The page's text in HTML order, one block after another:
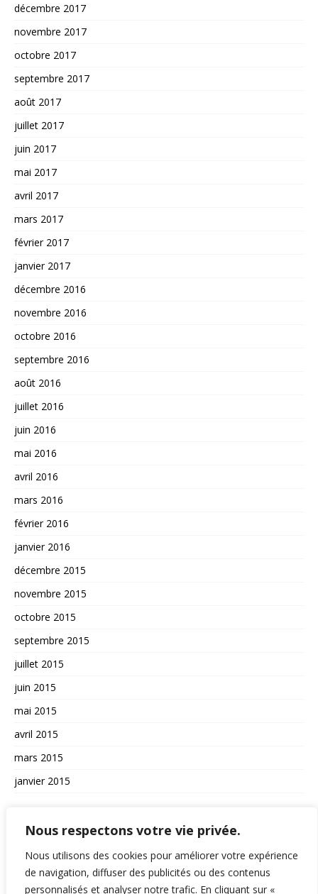
Nous respectons votre vie privée.
Nous utilisons des cookies pour améliorer votre expérience
de navigation, diffuser des publicités ou des contenus
personnalisés et analyser notre trafic. En cliquant sur «
décembre 2017
novembre 2017
octobre 2017
septembre 2017
août 2017
juillet 2017
juin 2017
mai 2017
avril 2017
mars 2017
février 2017
janvier 2017
décembre 2016
novembre 2016
octobre 2016
septembre 2016
août 2016
juillet 2016
juin 2016
mai 2016
avril 2016
mars 2016
février 2016
janvier 2016
décembre 2015
novembre 2015
octobre 2015
septembre 2015
juillet 2015
juin 2015
mai 2015
avril 2015
mars 2015
janvier 2015
La vie du site
A propos et contact